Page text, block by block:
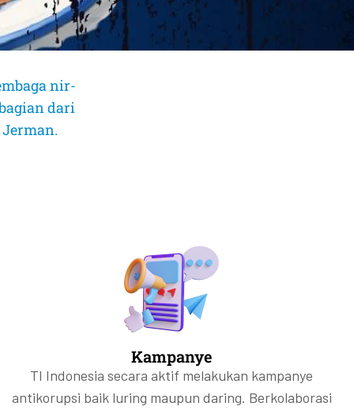
nir-
dari
Kampanye
TI Indonesia secara aktif melakukan kampanye
antikorupsi baik luring maupun daring. Berkolaborasi